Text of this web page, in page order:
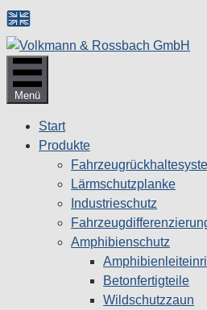
Zum
Inhalt
springen
Menü
Start
Produkte
Lärmschutzplanke
Industrieschutz
Amphibienschutz
Betonfertigteile
Wildschutzzaun